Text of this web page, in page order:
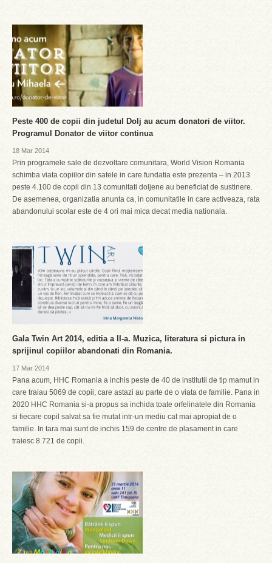
Peste 400 de copii din judetul Dolj au acum donatori de viitor.
Programul Donator de viitor continua
18 Mar 2014
Prin programele sale de dezvoltare comunitara, World Vision Romania
schimba viata copiilor din satele in care fundatia este prezenta – in 2013
peste 4.100 de copii din 13 comunitati doljene au beneficiat de sustinere.
De asemenea, organizatia anunta ca, in comunitatile in care activeaza, rata
abandonului scolar este de 4 ori mai mica decat media nationala.
Gala Twin Art 2014, editia a II-a. Muzica, literatura si pictura in
sprijinul copiilor abandonati din Romania.
17 Mar 2014
Pana acum, HHC Romania a inchis peste de 40 de institutii de tip mamut in
care traiau 5069 de copii, care astazi au parte de o viata de familie. Pana in
2020 HHC Romania si-a propus sa inchida toate orfelinatele din Romania
si fiecare copil salvat sa fie mutat intr-un mediu cat mai apropiat de o
familie. In tara mai sunt de inchis 159 de centre de plasament in care
traiesc 8.721 de copii.